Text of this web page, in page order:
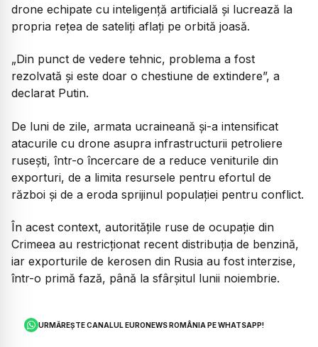
drone echipate cu inteligență artificială și lucrează la
propria rețea de sateliți aflați pe orbită joasă.
„Din punct de vedere tehnic, problema a fost
rezolvată și este doar o chestiune de extindere”, a
declarat Putin.
De luni de zile, armata ucraineană și-a intensificat
atacurile cu drone asupra infrastructurii petroliere
rusești, într-o încercare de a reduce veniturile din
exporturi, de a limita resursele pentru efortul de
război și de a eroda sprijinul populației pentru conflict.
În acest context, autoritățile ruse de ocupație din
Crimeea au restricționat recent distribuția de benzină,
iar exporturile de kerosen din Rusia au fost interzise,
într-o primă fază, până la sfârșitul lunii noiembrie.
URMĂREȘTE CANALUL EURONEWS ROMÂNIA PE WHATSAPP!